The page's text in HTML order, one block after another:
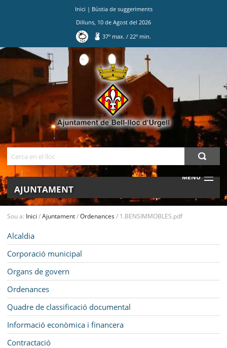
Inici | Bústia de suggeriments
Dilluns 10 de Agost del 2026
37º max./ 22º min.
MENU
AJUNTAMENT
SEU ELECTRÒNICA
BELL-LLOC SOLUCIONA
Sou a: Inici /Ajuntament/Ordenances/ 1.BENSIMMOBLES.pdf
Alcaldia
Corporació municipal
Organs de govern
Ordenances
Quadre de classificació documental
Informació econòmica i financera
Contractació